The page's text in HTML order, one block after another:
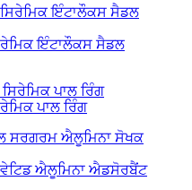
ਇੰਟਾਲੌਕਸ ਸੈਡਲ
ਪਾਲ ਰਿੰਗ
ਐਲੂਮਿਨਾ ਐਡਸੋਰਬੈਂਟ